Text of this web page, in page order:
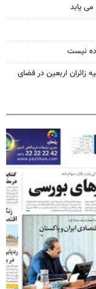
نیست
زائران اربعین در فضای